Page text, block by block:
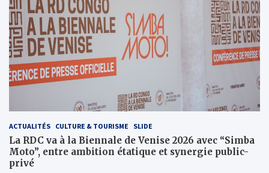
ACTUALITÉS CULTURE & TOURISME SLIDE
La RDC va à la Biennale de Venise 2026 avec “Simba
Moto”, entre ambition étatique et synergie public-
privé